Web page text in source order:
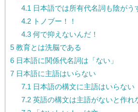
4.1 日本語では所有代名詞も陰がう
4.2トノブー！！
4.3何で抑えないんだ！
5 教育とは洗脳である
6 日本語に関係代名詞は「ない」
7 日本語に主語はいらない
7.1 日本語の構文に主語はいらない
7.2英語の構文は主語がないと作れ